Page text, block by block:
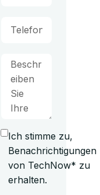
Ich stimme zu,
Benachrichtigungen
von TechNow* zu
erhalten.